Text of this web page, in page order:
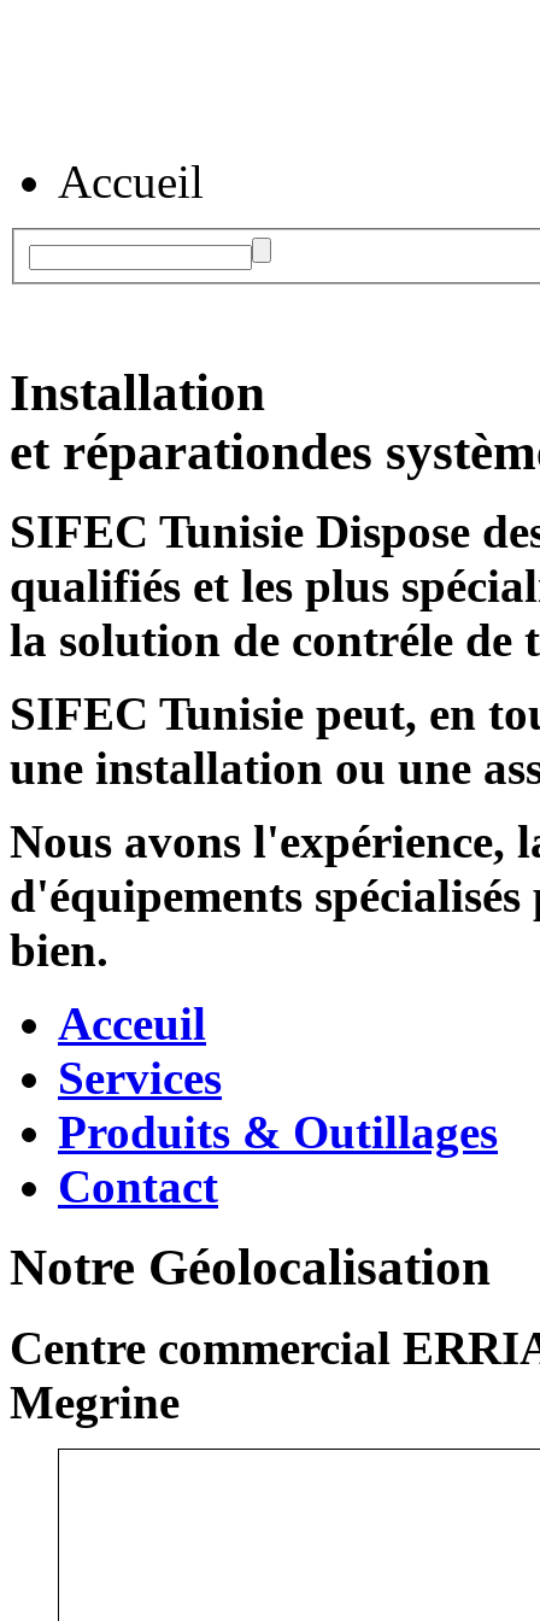
Accueil
Installation
et réparationdes
SIFEC Tunisie Dispose
qualifiés et les plus
la solution de contréle de
SIFEC Tunisie peut, en
une installation ou une
Nous avons l'expérience,
d'équipements
bien.
Acceuil
Services
Produits & Outillages
Contact
Notre Géolocalisation
Centre commercial
Megrine